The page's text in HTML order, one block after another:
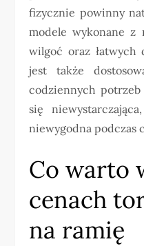
fizycznie powinny
modele wykonane z
wilgoć oraz łatwych
jest także
codziennych potrzeb
się
niewygodna podczas
Co warto
cenach
na ramię